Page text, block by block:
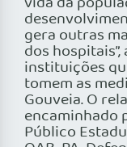
gera outras
dos
instituições
tomem as
Gouveia. O
encaminhado
Público